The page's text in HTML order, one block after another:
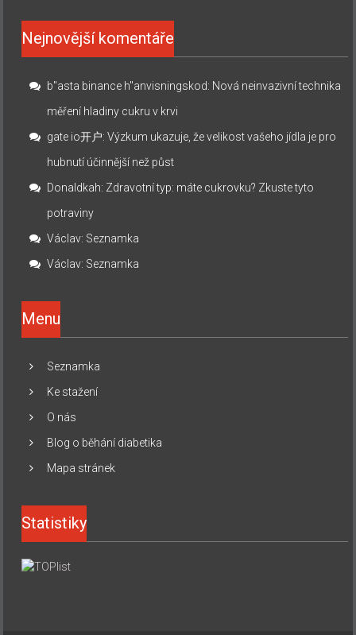
Nejnovější komentáře
b"asta binance h"anvisningskod: Nová neinvazivní technika
měření hladiny cukru v krvi
gate io开户:Výzkum ukazuje, že velikost vašeho jídla je pro
hubnutí účinnější než půst
Donaldkah: Zdravotní typ: máte cukrovku? Zkuste tyto
potraviny
Václav: Seznamka
Václav: Seznamka
Menu
Seznamka
Ke stažení
O nás
Blog o běhání diabetika
Mapa stránek
Statistiky